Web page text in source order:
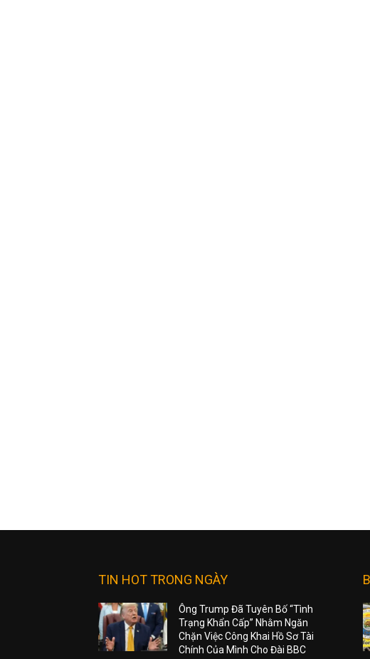
TIN HOT TRONG NGÀY
Ông Trump Đã Tuyên Bố “Tình
Trạng Khẩn Cấp” Nhằm Ngăn
Chặn Việc Công Khai Hồ Sơ Tài
Chính Của Mình Cho Đài BBC